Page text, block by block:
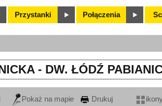
Przystanki Połączenia
- DW. ŁÓDŹ
Pokaż na mapie Drukuj